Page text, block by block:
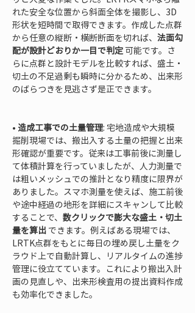
れた安全な位置から斜面全体を撮影し、3D
形状を短時間で取得できます。作成した点群
から任意の縦断・横断断面を切れば、 法面勾
配が設計どおりか一目で判定 可能です。さ
らに点群と設計モデルを比較すれば、盛土・
切土の不足過剰も瞬時に分かるため、出来形
のばらつきを見逃さず是正できます。
• 造成工事での土量管理: 宅地造成や大規模
掘削現場では、搬出入する土量の把握と出来
形確認が重要です。従来は工事前後に測量し
て体積計算を行っていましたが、人力測量で
は粗いメッシュでの推計となり精度に限界が
ありました。スマホ測量を使えば、施工前後
や途中経過の地形を詳細にスキャンして比較
することで、 数クリックで膨大な盛土・切土
量を算出 できます。例えばある現場では、
LRTK点群をもとに毎日の埋め戻し土量をク
ラウド上で自動計算し、リアルタイムの進捗
管理に役立てています。これにより搬出入計
画の見直しや、出来形検査用の提出資料作成
も効率化できました。